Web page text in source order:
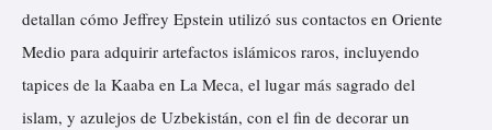
detallan cómo Jeffrey Epstein utilizó sus contactos en Oriente
Medio para adquirir artefactos islámicos raros, incluyendo
tapices de la Kaaba en La Meca, el lugar más sagrado del
islam, y azulejos de Uzbekistán, con el fin de decorar un